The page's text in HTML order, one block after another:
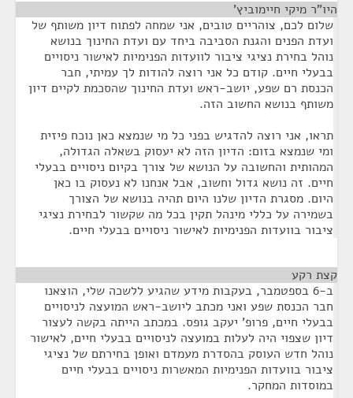
היו"ר מיקי חיימוביץ'
שלום לכם, צוהריים טובים, אני שמחה לפתוח דיון משותף של
ועדת הפנים והגנת הסביבה ביחד עם ועדת החינוך בנושא
נוהל בחירת נציגי ציבור לוועדות הפנימיות לאישור ניסויים
בבעלי חיים. קודם כל אני רוצה להודות לך עמיתי, חבר
הכנסת רם שפע, יושב-ראש ועדת החינוך שהסכמת לקיים דיון
משותף בנושא החשוב הזה.
תראו, אני רוצה להדגיש בפני כל מי שנמצא כאן נוכח פיזית
ומי שנמצא בזום: הדיון הזה לא יעסוק בשאלה הגדולה,
המהותית והחשובה על הנושא של צורך בקיום ניסויים בבעלי
חיים. זה נושא גדול וחשוב, אבל אנחנו לא נעסוק בו כאן
היום. מסגרת הדיון שלנו היום תהיה בנושא של הצורך
בשמירה על כללי מינהל תקין בכל מה שקשור לבחירת נציגי
ציבור בוועדות הפנימיות לאישור ניסויים בבעלי חיים.
קצת רקע
ב-6 בספטמבר, בעקבות מידע שהגיע ללשכה שלי, הוצאנו
חבר הכנסת שפע ואני מכתב ליושב-ראש המועצה לניסויים
בבעלי חיים, פרופ' יעקב גופס. במכתב הייתה בקשה לעצור
דיון שצפוי היה לעלות במועצה לניסויים בבעלי חיים, לאישור
נוהל חדש העוסק בהסדרת מעמדם ואופן בחירתם של נציגי
ציבור בוועדות הפנימיות המאשרות ניסויים בבעלי חיים
במוסדות המחקר.